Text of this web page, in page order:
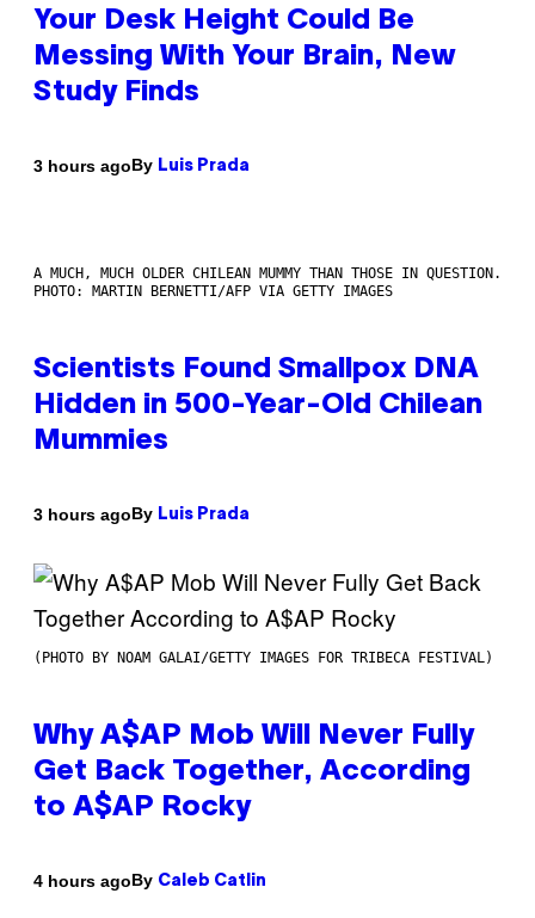
Your Desk Height Could Be
Messing With Your Brain, New
Study Finds
3 hours agoBy Luis Prada
A MUCH, MUCH OLDER CHILEAN MUMMY THAN THOSE IN QUESTION.
PHOTO: MARTIN BERNETTI/AFP VIA GETTY IMAGES
Scientists Found Smallpox DNA
Hidden in 500-Year-Old Chilean
Mummies
3 hours agoBy Luis Prada
(PHOTO BY NOAM GALAI/GETTY IMAGES FOR TRIBECA FESTIVAL)
Why A$AP Mob Will Never Fully
Get Back Together, According
to A$AP Rocky
4 hours agoBy Caleb Catlin